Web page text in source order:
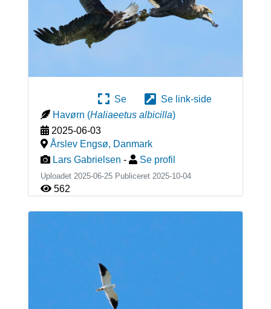
Se
Se link-side
Havørn (Haliaeetus albicilla)
2025-06-03
Årslev Engsø, Danmark
Lars Gabrielsen - Se profil
Uploadet 2025-06-25 Publiceret 2025-10-04
562